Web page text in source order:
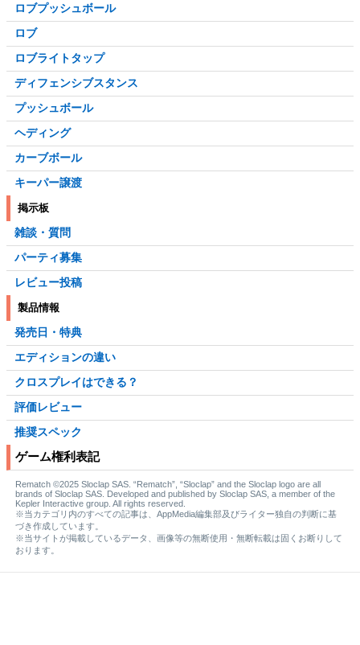
ロブプッシュボール
ロブ
ロブライトタップ
ディフェンシブスタンス
プッシュボール
ヘディング
カーブボール
キーパー譲渡
掲示板
雑談・質問
パーティ募集
レビュー投稿
製品情報
発売日・特典
エディションの違い
クロスプレイはできる？
評価レビュー
推奨スペック
ゲーム権利表記
Rematch ©2025 Sloclap SAS. “Rematch”, “Sloclap” and the Sloclap logo are all
brands of Sloclap SAS. Developed and published by Sloclap SAS, a member of the
Kepler Interactive group. All rights reserved.
※当カテゴリ内のすべての記事は、AppMedia編集部及びライター独自の判断に基
づき作成しています。
※当サイトが掲載しているデータ、画像等の無断使用・無断転載は固くお断りして
おります。